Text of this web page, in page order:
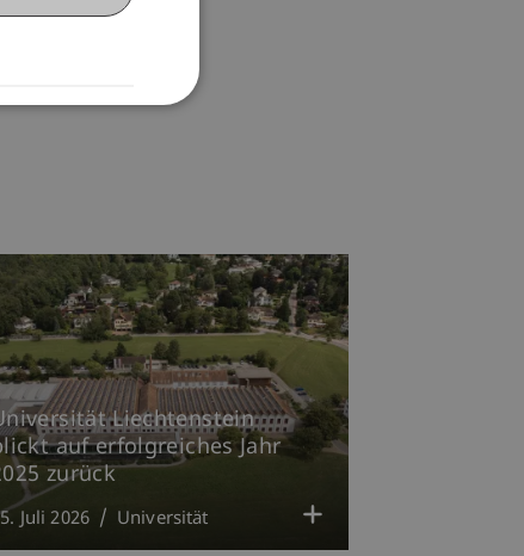
Liechtenstein
auf erfolgreiches Jahr
zurück
Juli 2026 Universität